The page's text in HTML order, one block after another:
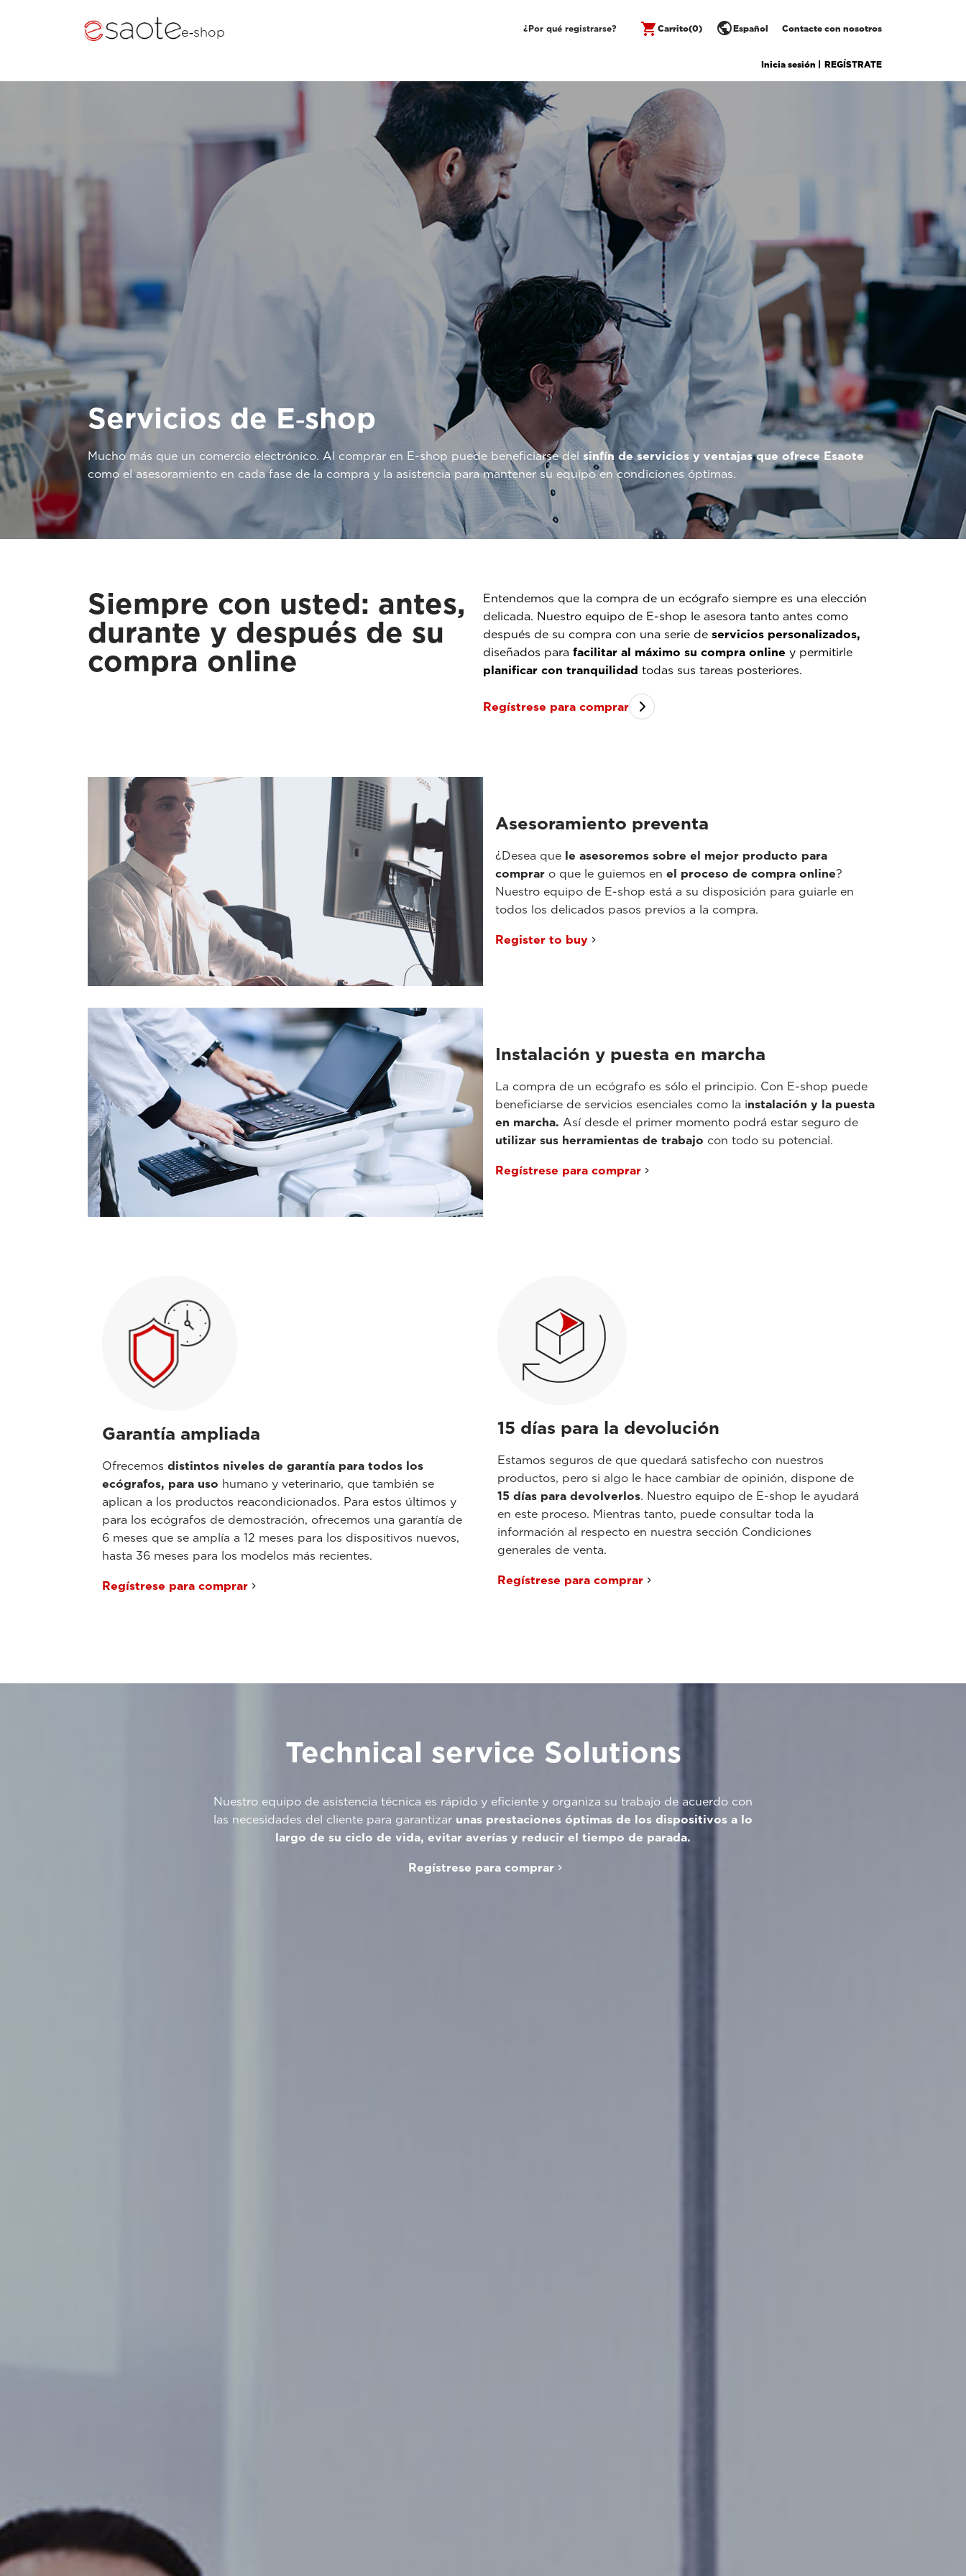
e‑shop ¿Por qué registrarse? Contacte con nosotros
publicEspañol
shopping_cart Carrito(0)
Inicia sesión | REGÍSTRATE
Servicios de E‑shop
Mucho más que un comercio electrónico. Al comprar en E-shop puede beneficiarse del sinfín de servicios y ventajas que ofrece Esaote
como el asesoramiento en cada fase de la compra y la asistencia para mantener su equipo en condiciones óptimas.
Siempre con usted: antes,
durante y después de su
compra online
Entendemos que la compra de un ecógrafo siempre es una elección
delicada. Nuestro equipo de E-shop le asesora tanto antes como
después de su compra con una serie de servicios personalizados,
diseñados para facilitar al máximo su compra online y permitirle
planificar con tranquilidad todas sus tareas posteriores.
Regístrese para comprar
Asesoramiento preventa
¿Desea que le asesoremos sobre el mejor producto para
compraro que le guiemos en el proceso de compra online?
Nuestro equipo de E-shop está a su disposición para guiarle en
todos los delicados pasos previos a la compra.
Register to buy
Instalación y puesta en marcha
La compra de un ecógrafo es sólo el principio. Con E-shop puede
beneficiarse de servicios esenciales como la instalación y la puesta
en marcha. Así desde el primer momento podrá estar seguro de
utilizar sus herramientas de trabajo con todo su potencial.
Regístrese para comprar
Garantía ampliada
Ofrecemos distintos niveles de garantía para todos los
ecógrafos, para uso humano y veterinario, que también se
aplican a los productos reacondicionados. Para estos últimos y
para los ecógrafos de demostración, ofrecemos una garantía de
6 meses que se amplía a 12 meses para los dispositivos nuevos,
hasta 36 meses para los modelos más recientes.
Regístrese para comprar
15 días para la devolución
Estamos seguros de que quedará satisfecho con nuestros
productos, pero si algo le hace cambiar de opinión, dispone de
15 días para devolverlos. Nuestro equipo de E-shop le ayudará
en este proceso. Mientras tanto, puede consultar toda la
información al respecto en nuestra sección Condiciones
generales de venta.
Regístrese para comprar
Technical service Solutions
Nuestro equipo de asistencia técnica es rápido y eficiente y organiza su trabajo de acuerdo con
las necesidades del cliente para garantizar unas prestaciones óptimas de los dispositivos a lo
largo de su ciclo de vida, evitar averías y reducir el tiempo de parada.
Regístrese para comprar